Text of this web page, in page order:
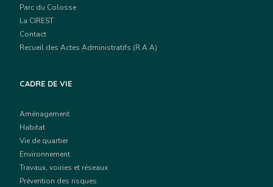
Parc du Colosse
La CIREST
Contact
Recueil des Actes Administratifs (R.A.A)
CADRE DE VIE
Aménagement
Habitat
Vie de quartier
Environnement
Travaux, voiries et réseaux
Prévention des risques